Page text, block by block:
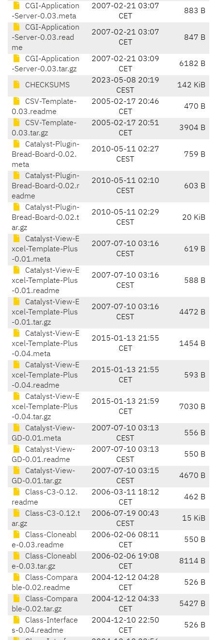
CGI-Application
-Server-0.03.meta
2007-02-21 03:07
CET
883 B
CGI-Application
-Server-0.03.read
me
2007-02-21 03:07
CET
847 B
CGI-Application
-Server-0.03.tar.gz
2007-02-21 03:09
CET
6182 B
CHECKSUMS
2023-05-08 20:19
CEST
142 KiB
CSV-Template-
0.03.readme
2005-02-17 20:46
CET
470 B
CSV-Template-
0.03.tar.gz
2005-02-17 20:51
CET
3904 B
Catalyst-Plugin-
Bread-Board-0.02.
meta
2010-05-11 02:27
CEST
759 B
Catalyst-Plugin-
Bread-Board-0.02.r
eadme
2010-05-11 02:10
CEST
603 B
Catalyst-Plugin-
Bread-Board-0.02.t
ar.gz
2010-05-11 02:29
CEST
20 KiB
Catalyst-View-E
xcel-Template-Plus
-0.01.meta
2007-07-10 03:16
CEST
619 B
Catalyst-View-E
xcel-Template-Plus
-0.01.readme
2007-07-10 03:16
CEST
588 B
Catalyst-View-E
xcel-Template-Plus
-0.01.tar.gz
2007-07-10 03:16
CEST
4472 B
Catalyst-View-E
xcel-Template-Plus
-0.04.meta
2015-01-13 21:55
CET
1454 B
Catalyst-View-E
xcel-Template-Plus
-0.04.readme
2015-01-13 21:55
CET
593 B
Catalyst-View-E
xcel-Template-Plus
-0.04.tar.gz
2015-01-13 21:59
CET
7030 B
Catalyst-View-
GD-0.01.meta
2007-07-10 03:13
CEST
556 B
Catalyst-View-
GD-0.01.readme
2007-07-10 03:13
CEST
550 B
Catalyst-View-
GD-0.01.tar.gz
2007-07-10 03:15
CEST
4670 B
Class-C3-0.12.
readme
2006-03-11 18:12
CET
462 B
Class-C3-0.12.t
ar.gz
2006-07-19 00:43
CEST
15 KiB
Class-Cloneabl
e-0.03.readme
2006-02-06 08:11
CET
550 B
Class-Cloneabl
e-0.03.tar.gz
2006-02-06 19:08
CET
8114 B
Class-Compara
ble-0.02.readme
2004-12-12 04:28
CET
526 B
Class-Compara
ble-0.02.tar.gz
2004-12-12 04:33
CET
5427 B
Class-Interface
s-0.04.readme
2004-12-10 22:50
CET
526 B